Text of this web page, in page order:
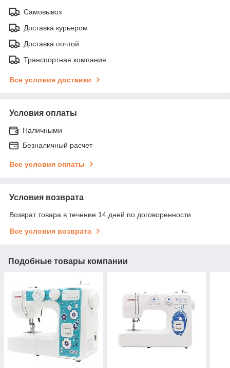
Самовывоз
Доставка курьером
Доставка почтой
Транспортная компания
Все условия доставки
Условия оплаты
Наличными
Безналичный расчет
Все условия оплаты
Условия возврата
Возврат товара в течение 14 дней по договоренности
Все условия возврата
Подобные товары компании